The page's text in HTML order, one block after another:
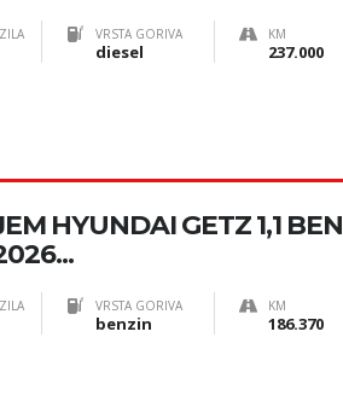
VRSTA GORIVA
diesel
KM
237.000
HYUNDAI GETZ 1,1 BEN
VRSTA GORIVA
benzin
KM
186.370